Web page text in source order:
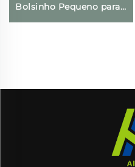
Bolsinho Pequeno para